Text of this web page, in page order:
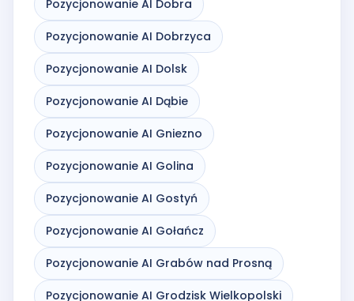
Pozycjonowanie AI Dobra
Pozycjonowanie AI Dobrzyca
Pozycjonowanie AI Dolsk
Pozycjonowanie AI Dąbie
Pozycjonowanie AI Gniezno
Pozycjonowanie AI Golina
Pozycjonowanie AI Gostyń
Pozycjonowanie AI Gołańcz
Pozycjonowanie AI Grabów nad Prosną
Pozycjonowanie AI Grodzisk Wielkopolski